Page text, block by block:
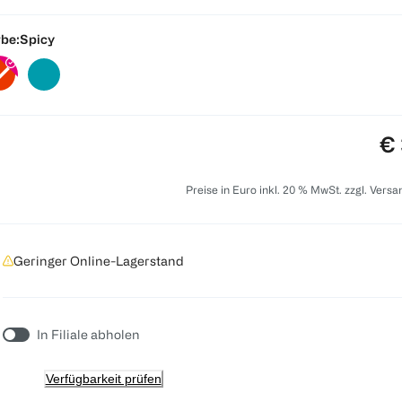
Spicy
€
Preise in Euro inkl. 20 % MwSt. zzgl.
Geringer Online-Lagerstand
In Filiale abholen
Verfügbarkeit prüfen